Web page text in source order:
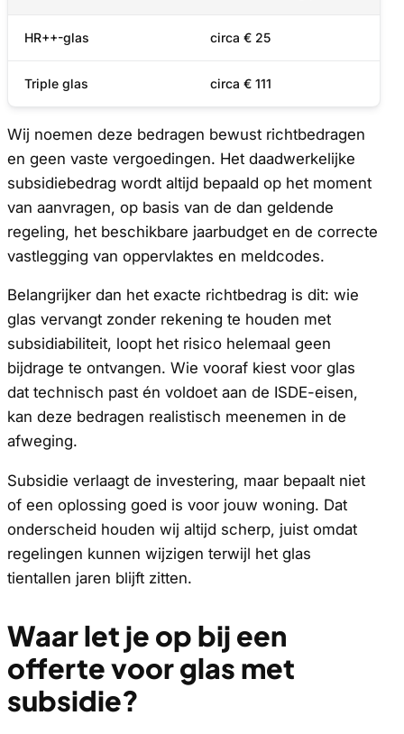
HR++-glas circa € 25
Triple glas circa € 111
Wij noemen deze bedragen bewust richtbedragen
en geen vaste vergoedingen. Het daadwerkelijke
subsidiebedrag wordt altijd bepaald op het moment
van aanvragen, op basis van de dan geldende
regeling, het beschikbare jaarbudget en de correcte
vastlegging van oppervlaktes en meldcodes.
Belangrijker dan het exacte richtbedrag is dit: wie
glas vervangt zonder rekening te houden met
subsidiabiliteit, loopt het risico helemaal geen
bijdrage te ontvangen. Wie vooraf kiest voor glas
dat technisch past én voldoet aan de ISDE-eisen,
kan deze bedragen realistisch meenemen in de
afweging.
Subsidie verlaagt de investering, maar bepaalt niet
of een oplossing goed is voor jouw woning. Dat
onderscheid houden wij altijd scherp, juist omdat
regelingen kunnen wijzigen terwijl het glas
tientallen jaren blijft zitten.
Waar let je op bij een
offerte voor glas met
subsidie?